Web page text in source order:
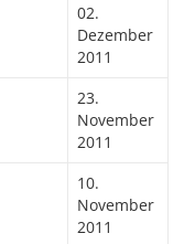
02.
Dezember
2011
23.
November
2011
10.
November
2011